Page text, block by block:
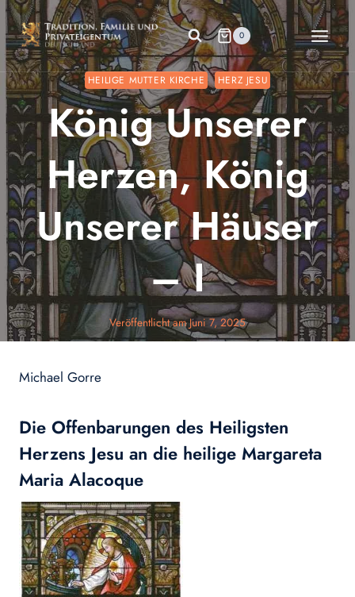
Zum
Inhalt
springen
0
HEILIGE MUTTER KIRCHE HERZ JESU
König Unserer
Herzen, König
Unserer Häuser
– I
Veröffentlicht amJuni 7, 2025
Michael Gorre
Die Offenbarungen des Heiligsten
Herzens Jesu an die heilige Margareta
Maria Alacoque